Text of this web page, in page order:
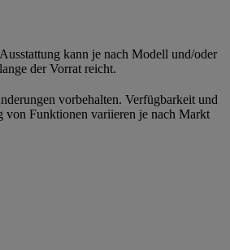
kann je nach Modell und/oder
der Vorrat reicht.
vorbehalten. Verfügbarkeit und
von Funktionen variieren je nach Markt